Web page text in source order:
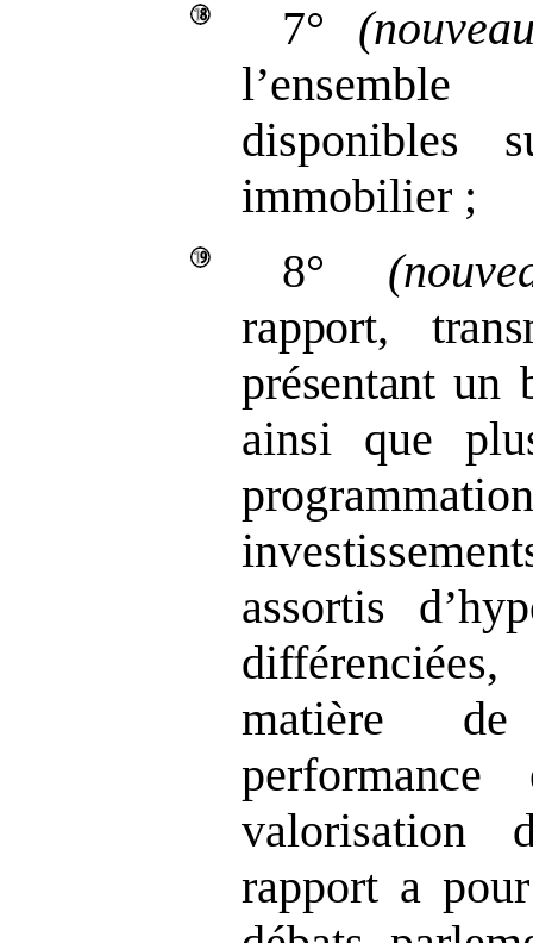
7°
l’ensemble
disponibles
immobilier ;
8°
rapport,
présentant un
ainsi que
assortis
matière
valorisation
rapport a